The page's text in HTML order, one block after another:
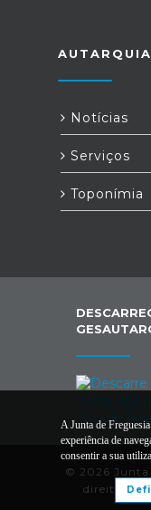
AUTARQUIA
Notícias
Serviços
Toponímia
© 2026 Junta
direitos
A Junta de
experiência de
consentir a sua